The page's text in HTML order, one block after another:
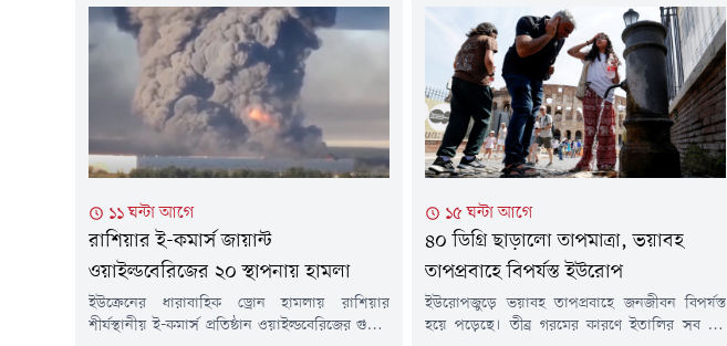
১১ ঘন্টা আগে
রাশিয়ার ই-কমার্স জায়ান্ট
ওয়াইল্ডবেরিজের ২০ স্থাপনায় হামলা
ইউক্রেনের ধারাবাহিক ড্রোন হামলায় রাশিয়ার
শীর্ষস্থানীয় ই-কমার্স প্রতিষ্ঠান ওয়াইল্ডবেরিজের গুদাম
১৫ ঘন্টা আগে
৪০ ডিগ্রি ছাড়ালো তাপমাত্রা, ভয়াবহ
তাপপ্রবাহে বিপর্যস্ত ইউরোপ
ইউরোপজুড়ে ভয়াবহ তাপপ্রবাহে জনজীবন বিপর্যস্ত
হয়ে পড়েছে। তীব্র গরমের কারণে ইতালির সব বড়